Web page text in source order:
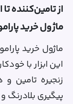
از تامین‌کننده
ماژول خرید
ماژول خرید
این ابزار با
زنجیره تامین و
پیگیری بلادرنگ